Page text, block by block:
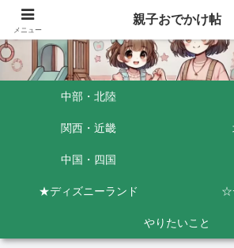
中部・北陸
関西・近畿
中国・四国
★ディズニーランド ☆
やりたいこと
メニュー
親子おでかけ帖